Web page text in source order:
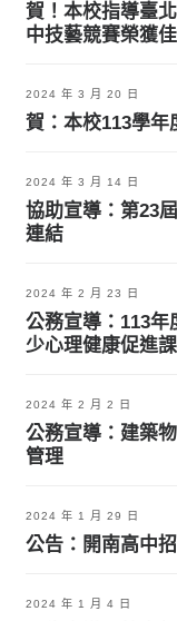
賀！本校指導臺
中技藝競賽榮獲
2024 年 3 月 20 日
賀：本校113學年
2024 年 3 月 14 日
協助宣導：第23
連結
2024 年 2 月 23 日
公務宣導：113年
少心理健康促進
2024 年 2 月 2 日
公務宣導：建築
管理
2024 年 1 月 29 日
公告：開南高中
2024 年 1 月 4 日